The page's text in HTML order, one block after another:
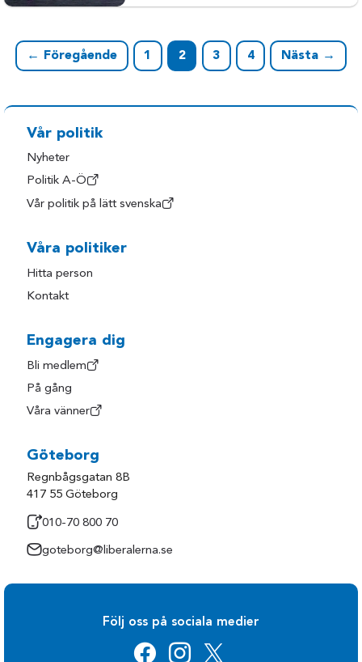
← Föregående 1 2 3 4 Nästa →
Vår politik
Nyheter
Politik A-Ö
Vår politik på lätt svenska
Våra politiker
Hitta person
Kontakt
Engagera dig
Bli medlem
På gång
Våra vänner
Göteborg
Regnbågsgatan 8B
417 55 Göteborg
010-70 800 70
goteborg@liberalerna.se
Följ oss på sociala medier